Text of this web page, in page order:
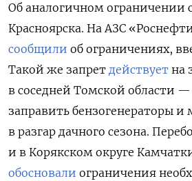
Об аналогичном
Красноярска. На АЗС
сообщили об ограничениях,
Такой же запрет действует на
в соседней Томской области
заправить бензогенераторы и
в разгар дачного сезона.
и в Корякском округе
обосновали ограничения